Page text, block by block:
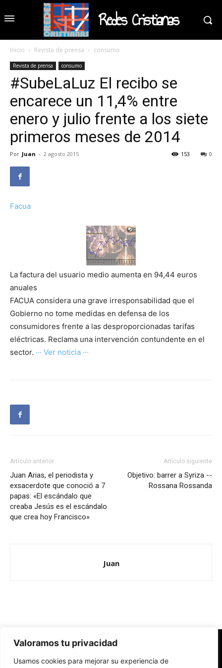
Valoramos tu privacidad
Usamos cookies para mejorar su experiencia de
Redes Cristianas
Inicio Revista de prensa consumo
Revista de prensa consumo
#SubeLaLuz El recibo se
encarece un 11,4% entre
enero y julio frente a los siete
primeros meses de 2014
Por Juan - 2 agosto 2015 0
153
Facua
La factura del usuario medio aumenta en 94,44 euros
anuales
FACUA considera una grave irresponsabilidad que el
Gobierno no tome medidas en defensa de los
consumidores frente a las desproporcionadas tarifas
eléctricas. Reclama una intervención contundente en el
sector. ··· Ver noticia ···
Artículo anterior
Juan Arias, el periodista y
exsacerdote que conoció a 7
papas: «El escándalo que
creaba Jesús es el escándalo
que crea hoy Francisco»
Artículo siguiente
Objetivo: barrer a Syriza --
Rossana Rossanda
Juan
Redes Cristianas
Una mirada alternativa sobre la Iglesia católica y la sociedad